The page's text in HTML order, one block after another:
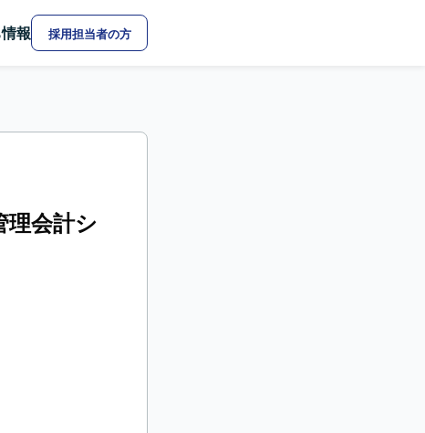
報 採用担当者の方
理会計シ